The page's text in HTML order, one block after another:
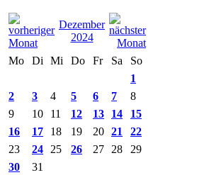
Dezember
2024
Mo
Di Mi Do Fr Sa
So
1
2
3 4 5 6 7
8
9
10 11 12 13 14
15
16
17 18 19 20 21
22
23
24 25 26 27 28
29
30
31